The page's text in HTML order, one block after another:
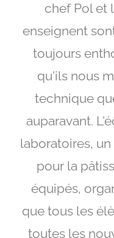
chef Pol et
enseignent
toujours
qu'ils nous
technique
auparavant.
laboratoires,
pour la
équipés,
que tous les
toutes les